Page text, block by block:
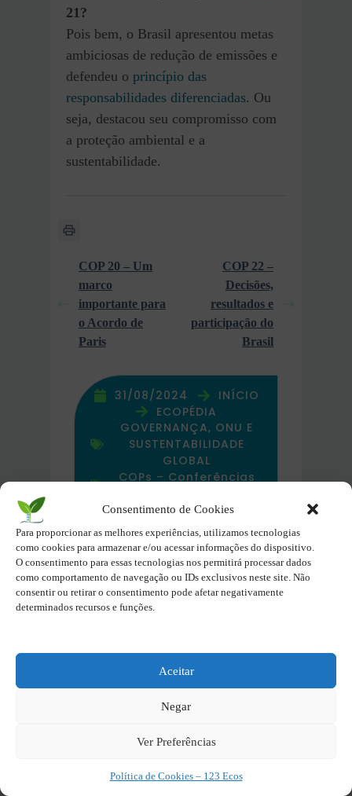
Consentimento de Cookies
Para proporcionar as melhores experiências, utilizamos tecnologias
como cookies para armazenar e/ou acessar informações do dispositivo.
O consentimento para essas tecnologias nos permitirá processar dados
como comportamento de navegação ou IDs exclusivos neste site. Não
consentir ou retirar o consentimento pode afetar negativamente
determinados recursos e funções.
Aceitar
Negar
Ver Preferências
Política de Cookies – 123 Ecos
Atualizado em: 31/08/2024
21?
Pois bem, o Brasil apresentou metas
ambiciosas de redução de emissões e
defendeu o princípio das
responsabilidades diferenciadas. Ou
seja, destacou seu compromisso com
a proteção ambiental e a
sustentabilidade.
COP 20 – Um
marco
importante para
o Acordo de
Paris
COP 22 –
Decisões,
resultados e
participação do
Brasil
31/08/2024
INÍCIO
ECOPÉDIA
GOVERNANÇA, ONU E
SUSTENTABILIDADE
GLOBAL
COPs – Conferências
Tag -Governança
Ambiental
,
Justiça
Climática,Mudanças
Climáticas no Brasil
Pastas Ecopédia
Clima e Governança
Recusos Naturais, Natureza e